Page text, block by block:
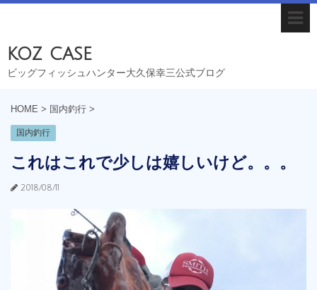
koz case
ビッグフィッシュハンター大久保幸三公式ブログ
HOME > 国内釣行 >
国内釣行
これはこれで少しは嬉しいけど。。。
2018/08/11